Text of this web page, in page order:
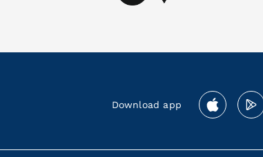
Download app